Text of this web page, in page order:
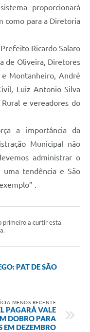
proporcionará
como para a Diretoria
Ricardo Salaro
de Oliveira, Diretores
e Montanheiro, André
Luiz Antonio Silva
e vereadores do
a importância da
Municipal não
administrar o
uma tendência e São
.
primeiro a curtir esta
PAT DE SÃO
MENOS RECENTE
PAGARÁ VALE
DOBRO PARA
EM DEZEMBRO